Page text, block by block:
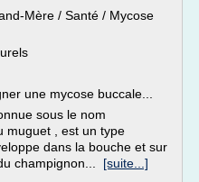
Mère / Santé / Mycose
une mycose buccale...
sous le nom
muguet , est un type
dans la bouche et sur
champignon... [suite...]